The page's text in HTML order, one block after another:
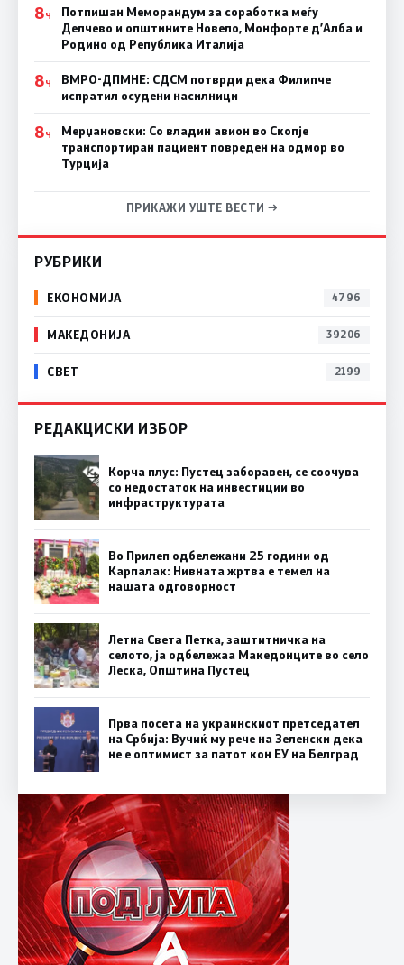
8Ч
Потпишан Меморандум за соработка меѓу
Делчево и општините Новело, Монфорте д’Алба и
Родино од Република Италија
8Ч
ВМРО-ДПМНЕ: СДСM потврди дека Филипче
испратил осудени насилници
8Ч
Мерџановски: Со владин авион во Скопје
транспортиран пациент повреден на одмор во
Турција
ПРИКАЖИ УШТЕ ВЕСТИ →
РУБРИКИ
ЕКОНОМИЈА 4796
МАКЕДОНИЈА 39206
СВЕТ 2199
РЕДАКЦИСКИ ИЗБОР
Корча плус: Пустец заборавен, се соочува
со недостаток на инвестиции во
инфраструктурата
Во Прилеп одбележани 25 години од
Карпалак: Нивната жртва е темел на
нашата одговорност
Летна Света Петка, заштитничка на
селото, ја одбележаа Македонците во село
Леска, Општина Пустец
Прва посета на украинскиот претседател
на Србија: Вучиќ му рече на Зеленски дека
не е оптимист за патот кон ЕУ на Белград